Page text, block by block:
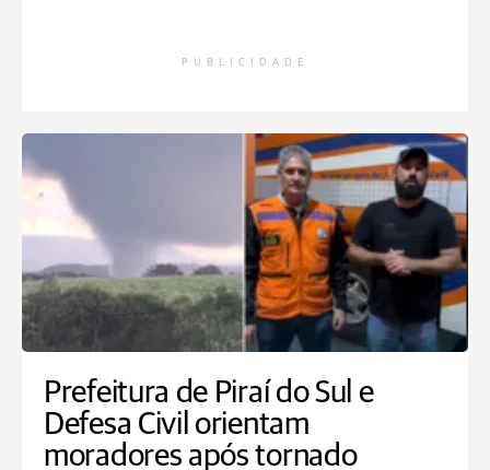
PUBLICIDADE
Prefeitura de Piraí do Sul e
Defesa Civil orientam
moradores após tornado